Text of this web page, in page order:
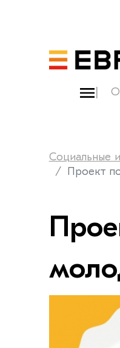
О
Социальные
Проект